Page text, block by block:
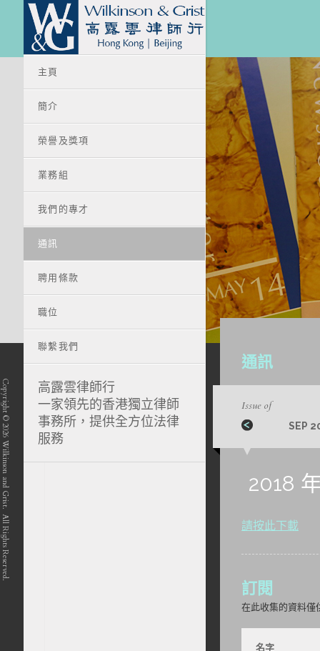
通訊
Issue of
SEP
2018
請按此下載
訂閱
在此收集的資料僅
主頁
簡介
榮譽及獎項
業務組
我們的專才
通訊
聘用條款
職位
聯繫我們
Copyright © 2026 Wilkinson and Grist. All Rights Reserved.
高露雲律師行
一家領先的香港獨立律師
事務所，提供全方位法律
服務